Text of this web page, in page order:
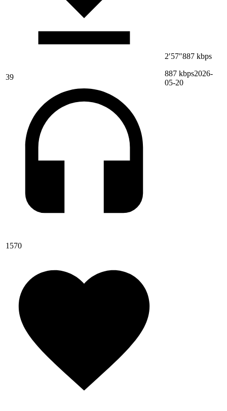
39
1570
2′57″887 kbps
887 kbps2026-
05-20